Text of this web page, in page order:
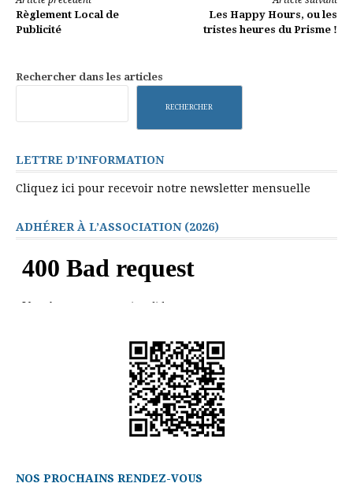
Lire
la
Règlement Local de
Publicité
Les Happy Hours, ou les
tristes heures du Prisme !
Rechercher dans les articles
RECHERCHER
LETTRE D’INFORMATION
Cliquez ici pour recevoir notre newsletter mensuelle
ADHÉRER À L’ASSOCIATION (2026)
NOS PROCHAINS RENDEZ-VOUS